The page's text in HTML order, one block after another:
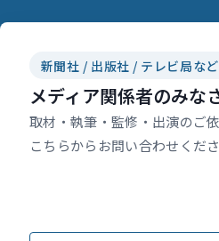
新聞社 / 出版社 / テレビ局な
メディア関係者のみな
取材・執筆・監修・出演のご依
こちらからお問い合わせくださ